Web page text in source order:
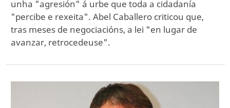
unha "agresión" á urbe que toda a cidadanía
"percibe e rexeita". Abel Caballero criticou que,
tras meses de negociacións, a lei "en lugar de
avanzar, retrocedeuse".